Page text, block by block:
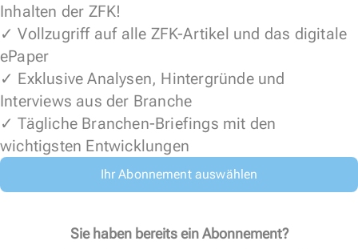
Inhalten der ZFK!
✓ Vollzugriff auf alle ZFK-Artikel und das digitale
ePaper
✓ Exklusive Analysen, Hintergründe und
Interviews aus der Branche
✓ Tägliche Branchen-Briefings mit den
wichtigsten Entwicklungen
Ihr Abonnement auswählen
Sie haben bereits ein Abonnement?